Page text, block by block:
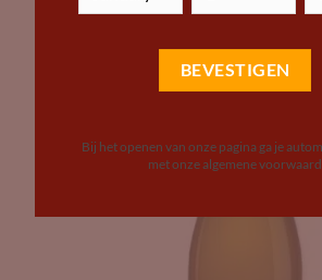
Bij het openen van onze pagina ga je
met onze algemene